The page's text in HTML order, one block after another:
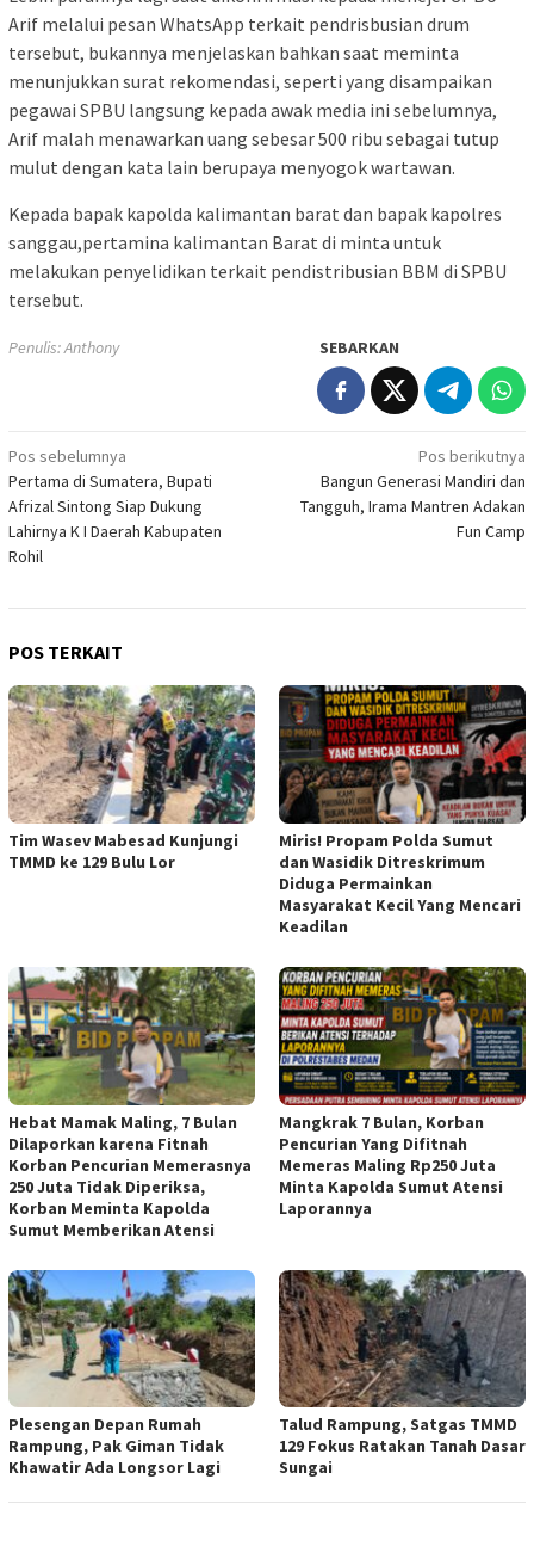
Arif melalui pesan WhatsApp terkait pendrisbusian drum
tersebut, bukannya menjelaskan bahkan saat meminta
menunjukkan surat rekomendasi, seperti yang disampaikan
pegawai SPBU langsung kepada awak media ini sebelumnya,
Arif malah menawarkan uang sebesar 500 ribu sebagai tutup
mulut dengan kata lain berupaya menyogok wartawan.
Kepada bapak kapolda kalimantan barat dan bapak kapolres
sanggau,pertamina kalimantan Barat di minta untuk
melakukan penyelidikan terkait pendistribusian BBM di SPBU
tersebut.
Penulis: Anthony SEBARKAN
Navigasi
pos
Pos sebelumnya
Pertama di Sumatera, Bupati
Afrizal Sintong Siap Dukung
Lahirnya K I Daerah Kabupaten
Rohil
Pos berikutnya
Bangun Generasi Mandiri dan
Tangguh, Irama Mantren Adakan
Fun Camp
POS TERKAIT
Tim Wasev Mabesad Kunjungi
TMMD ke 129 Bulu Lor
Miris! Propam Polda Sumut
dan Wasidik Ditreskrimum
Diduga Permainkan
Masyarakat Kecil Yang Mencari
Keadilan
Hebat Mamak Maling, 7 Bulan
Dilaporkan karena Fitnah
Korban Pencurian Memerasnya
250 Juta Tidak Diperiksa,
Korban Meminta Kapolda
Sumut Memberikan Atensi
Mangkrak 7 Bulan, Korban
Pencurian Yang Difitnah
Memeras Maling Rp250 Juta
Minta Kapolda Sumut Atensi
Laporannya
Plesengan Depan Rumah
Rampung, Pak Giman Tidak
Khawatir Ada Longsor Lagi
Talud Rampung, Satgas TMMD
129 Fokus Ratakan Tanah Dasar
Sungai